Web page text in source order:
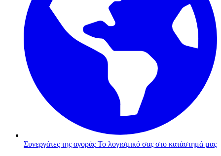
Συνεργάτες της αγοράς Το λογισμικό σας στο κατάστημά μας